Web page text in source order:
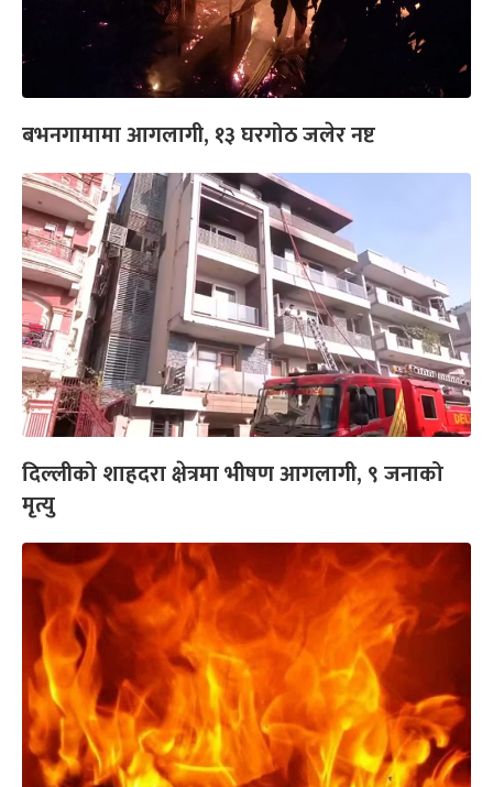
बभनगामामा आगलागी, १३ घरगोठ जलेर नष्ट
दिल्लीको शाहदरा क्षेत्रमा भीषण आगलागी, ९ जनाको
मृत्यु